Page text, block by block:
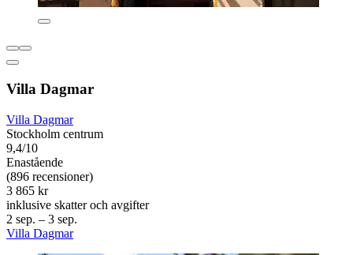
Villa Dagmar
Villa Dagmar
Stockholm centrum
9,4/10
Enastående
(896 recensioner)
3 865 kr
inklusive skatter och avgifter
2 sep. – 3 sep.
Villa Dagmar